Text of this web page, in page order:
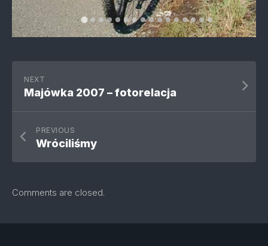
NEXT
Majówka 2007 – fotorelacja
PREVIOUS
Wróciliśmy
Comments are closed.